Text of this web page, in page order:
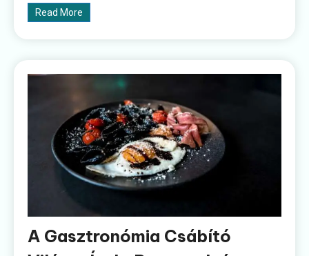
Read More
A Gasztronómia Csábító